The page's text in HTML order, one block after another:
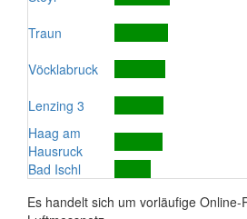
Traun
Vöcklabruck
Lenzing 3
Haag am
Hausruck
Bad Ischl
Es handelt sich um vorläufige